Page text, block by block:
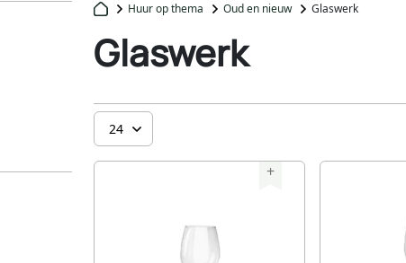
Huur op thema Oud en nieuw Glaswerk
Glaswerk
+